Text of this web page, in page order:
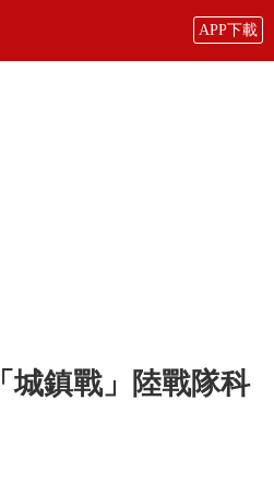
APP下載
城鎮戰」陸戰隊科